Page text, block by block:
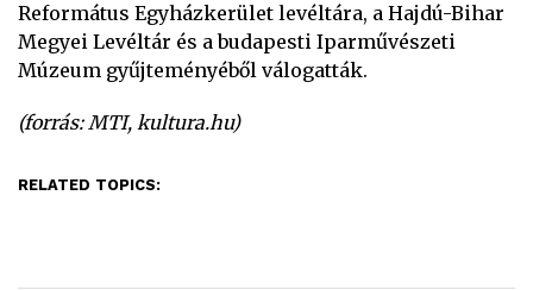
Református Egyházkerület levéltára, a Hajdú-Bihar
Megyei Levéltár és a budapesti Iparművészeti
Múzeum gyűjteményéből válogatták.
(forrás: MTI, kultura.hu)
RELATED TOPICS: